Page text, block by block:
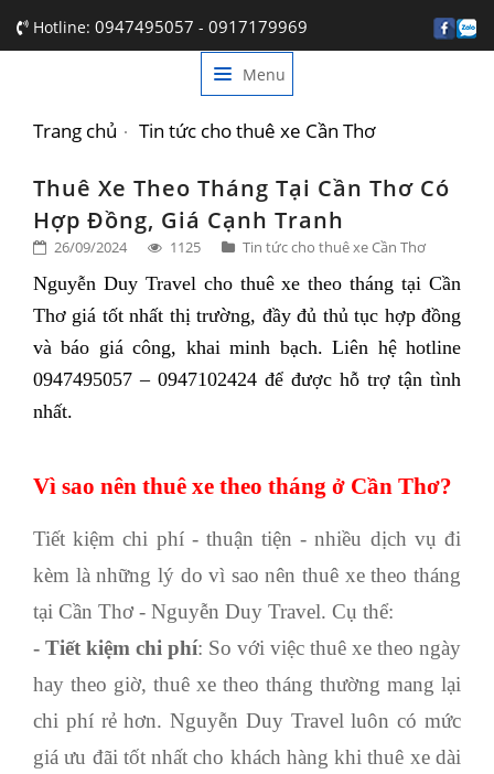
Hotline: 0947495057 - 0917179969
Menu
GIỚI THIỆU
DỊCH VỤ
BẢNG GIÁ
TIN TỨC
LIÊN HỆ
Trang chủ Tin tức cho thuê xe Cần Thơ
Thuê Xe Theo Tháng Tại Cần Thơ Có
Hợp Đồng, Giá Cạnh Tranh
26/09/2024 1125 Tin tức cho thuê xe Cần Thơ
Nguyễn Duy Travel cho thuê xe theo tháng tại Cần
Thơ giá tốt nhất thị trường, đầy đủ thủ tục hợp đồng
và báo giá công, khai minh bạch. Liên hệ hotline
0947495057 – 0947102424 để được hỗ trợ tận tình
nhất.
Vì sao nên thuê xe theo tháng ở Cần Thơ?
Tiết kiệm chi phí - thuận tiện - nhiều dịch vụ đi
kèm là những lý do vì sao nênthuê xe theo tháng
tại Cần Thơ- Nguyễn Duy Travel. Cụ thể:
- Tiết kiệm chi phí: So với việc thuê xe theo ngày
hay theo giờ, thuê xe theo tháng thường mang lại
chi phí rẻ hơn. Nguyễn Duy Travel luôn có mức
giá ưu đãi tốt nhất cho khách hàng khi thuê xe dài